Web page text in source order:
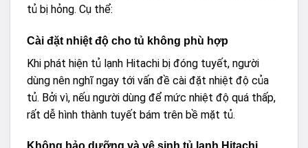
tủ bị hỏng. Cụ thể:
Cài đặt nhiệt độ cho tủ không phù hợp
Khi phát hiện tủ lạnh Hitachi bị đóng tuyết, người
dùng nên nghĩ ngay tới vấn đề cài đặt nhiệt độ của
tủ. Bởi vì, nếu người dùng để mức nhiệt độ quá thấp,
rất dễ hình thành tuyết bám trên bề mặt tủ.